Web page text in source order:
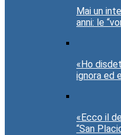
Mai un
anni: le
«Ho
ignora ed
«Ecco il
“San